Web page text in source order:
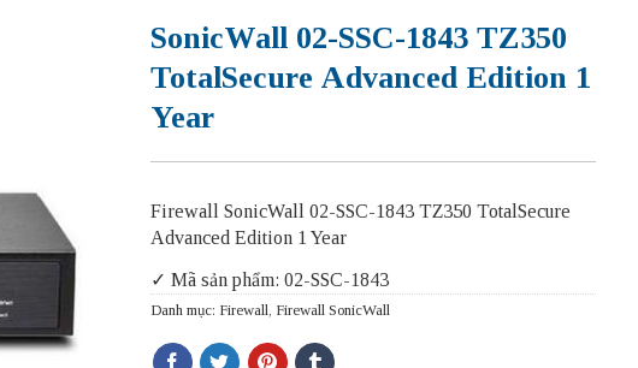
SonicWall 02-SSC-1843 TZ350
TotalSecure Advanced Edition 1
Year
Firewall SonicWall 02-SSC-1843 TZ350 TotalSecure
Advanced Edition 1 Year
✓ Mã sản phẩm: 02-SSC-1843
Danh mục: Firewall, Firewall SonicWall